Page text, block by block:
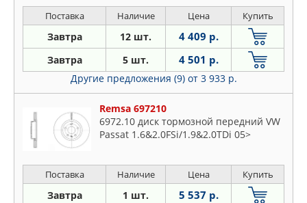
Поставка Наличие Цена Купить
Завтра 12 шт. 4 409 р.
Завтра 5 шт. 4 501 р.
Другие предложения (9) от 3 933 р.
Remsa 697210
6972.10 диск тормозной передний VW
Passat 1.6&2.0FSi/1.9&2.0TDi 05>
Поставка Наличие Цена Купить
Завтра 1 шт. 5 537 р.